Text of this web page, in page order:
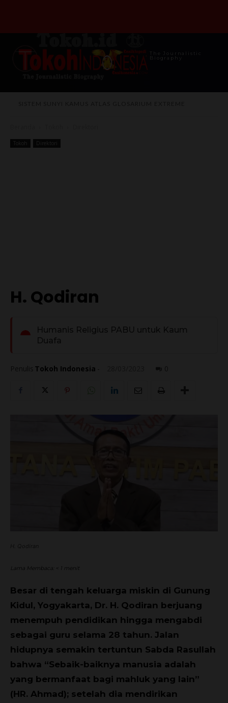
The Journalistic
Biography
Tokoh Direktori
H. Qodiran
Humanis Religius PABU untuk Kaum
Duafa
Tokoh Indonesia
Lama Membaca: < 1 menit
Besar di tengah keluarga miskin di Gunung
Kidul, Yogyakarta, Dr. H. Qodiran berjuang
menempuh pendidikan hingga mengabdi
sebagai guru selama 28 tahun. Jalan
hidupnya semakin tertuntun Sabda Rasullah
bahwa “Sebaik-baiknya manusia adalah
yang bermanfaat bagi mahluk yang lain”
(HR. Ahmad); setelah dia mendirikan